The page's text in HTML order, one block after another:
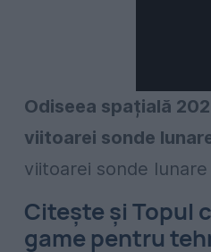
Odiseea spațială
viitoarei sonde
viitoarei sonde
Citește și Topul
game pentru